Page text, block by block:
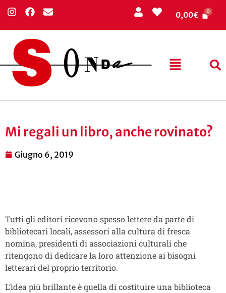
0,00€
Mi regali un libro, anche rovinato?
Giugno 6, 2019
Tutti gli editori ricevono spesso lettere da parte di
bibliotecari locali, assessori alla cultura di fresca
nomina, presidenti di associazioni culturali che
ritengono di dedicare la loro attenzione ai bisogni
letterari del proprio territorio.
L’idea più brillante è quella di costituire una biblioteca